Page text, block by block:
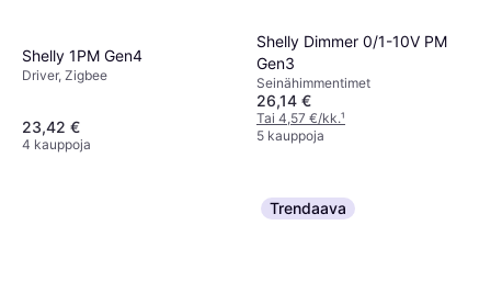
Shelly 1PM Gen4
Driver, Zigbee
23,42 €
4 kauppoja
Shelly Dimmer 0/1-10V PM
Gen3
Seinähimmentimet
26,14 €
Tai 4,57 €/kk.¹
5 kauppoja
Trendaava